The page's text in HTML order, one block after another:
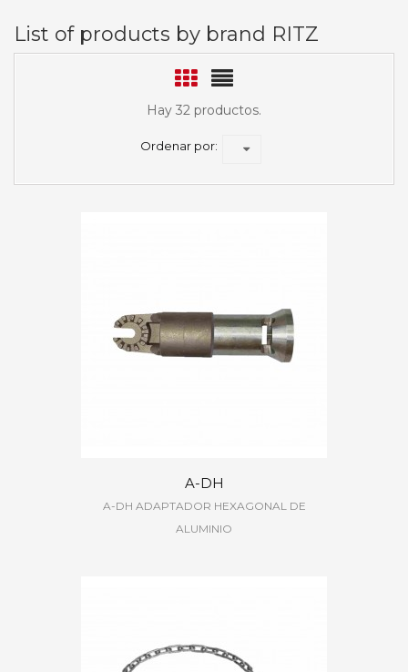
List of products by brand RITZ
Hay 32 productos.
Ordenar por:
A-DH
A-DH ADAPTADOR HEXAGONAL DE
ALUMINIO